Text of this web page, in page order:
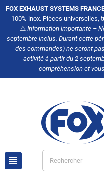
FOX EXHAUST SYSTEMS
100% inox. Pièces universelles,
⚠️Information importante –
septembre inclus. Durant cette
des commandes) ne seront
activité à partir du 2
compréhension et
view_headline